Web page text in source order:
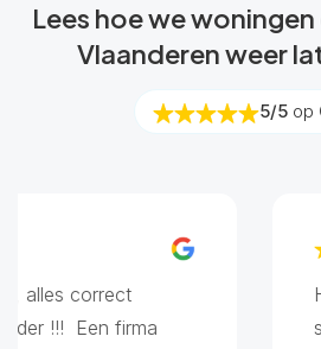
Lees hoe we
Vlaanderen weer
5/5 op
correct
!!! Een firma